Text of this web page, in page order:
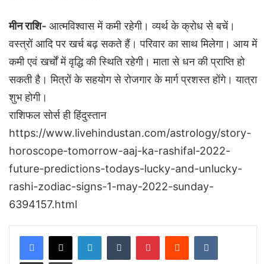
मीन राशि- आत्मविश्वास में कमी रहेगी। व्यर्थ के क्रोध से बचें।
वस्त्रों आदि पर खर्च बढ़ सकते हैं। परिवार का साथ मिलेगा। आय में
कमी एवं खर्चों में वृद्धि की स्थिति रहेगी। माता से धन की प्राप्ति हो
सकती है। म‍ित्रों के सहयोग से रोजगार के मार्ग प्रशस्‍त होंगे। यात्रा
शुभ होगी।
राशिफल सोर्स ही हिंदुस्तान
https://www.livehindustan.com/astrology/story-
horoscope-tomorrow-aaj-ka-rashifal-2022-
future-predictions-todays-lucky-and-unlucky-
rashi-zodiac-signs-1-may-2022-sunday-
6394157.html